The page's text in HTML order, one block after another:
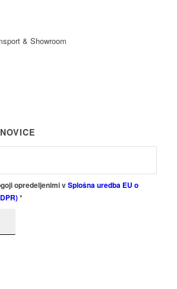
& Showroom
opredeljenimi vSplošna uredba EU o
*